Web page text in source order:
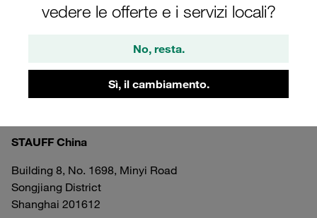
vedere le offerte e i servizi locali?
No, resta.
Sì, il cambiamento.
STAUFF China
Building 8, No. 1698, Minyi Road
Songjiang District
Shanghai 201612